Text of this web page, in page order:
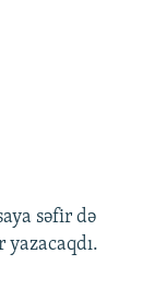
səfir də
yazacaqdı.